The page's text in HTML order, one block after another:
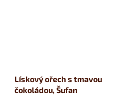
Lískový ořech s tmavou
čokoládou, Šufan